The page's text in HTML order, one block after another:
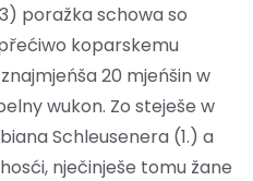
poražka schowa so
koparskemu
20 mjeńšin w
wukon. Zo steješe w
Schleusenera (1.) a
nječinješe tomu žane